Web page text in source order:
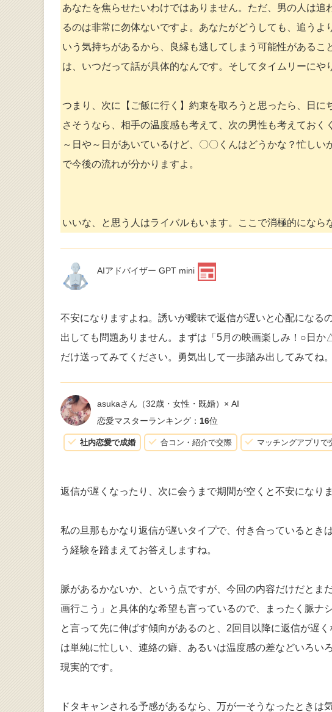
あなたを焦らせたいわけではありません。ただ、男の人は
るのは非常に勿体ないですよ。あなたがどうしても、追う
いう気持ちがあるから、良縁も逃してしまう可能性がある
は、いつだって話が具体的なんです。そしてタイムリーにや
つまり、次に【ご飯に行く】約束を取ろうと思ったら、日
さそうなら、相手の温度感も考えて、次の男性も考えてお
～日や～日があいているけど、〇〇くんはどうかな？忙し
で今後の流れが分かりますよ。
いいな、と思う人はライバルもいます。ここで消極的になら
AIアドバイザー GPT mini
不安になりますよね。誘いが曖昧で返信が遅いと心配になる
出しても問題ありません。まずは「5月の映画楽しみ！○日
だけ送ってみてください。勇気出して一歩踏み出してみてね。
asukaさん （32歳・女性・既婚）× AI
恋愛マスターランキング： 16位
社内恋愛で成婚 合コン・紹介で交際 マッチングアプリで
返信が遅くなったり、次に会うまで期間が空くと不安になり
私の旦那もかなり返信が遅いタイプで、付き合っているとき
う経験を踏まえてお答えしますね。
脈があるかないか、という点ですが、今回の内容だけだと
画行こう」と具体的な希望も言っているので、まったく脈ナ
と言って先に伸ばす傾向があるのと、2回目以降に返信が遅
は単純に忙しい、連絡の癖、あるいは温度感の差などいろ
現実的です。
ドタキャンされる予感があるなら、万が一そうなったとき